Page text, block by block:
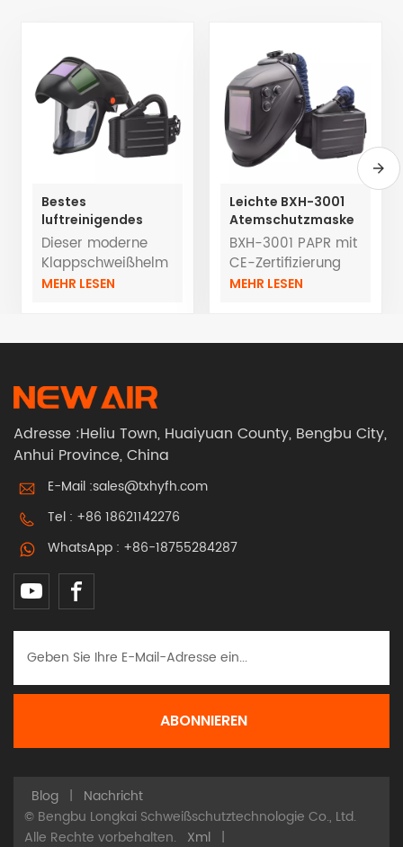
Bestes
luftreinigendes
Atemschutzgerät
mit
hochklappbaren,
automatisch
Dieser moderne
Klappschweißhelm
verfügt über eine
für optimalen
Sicht beim
Schweißen.
PAPR-System, das
mit EN12941
TH3PRSL-
StandardsEs bietet
ein hohes Maß an
Atemschutz und
gewährleistet
Sicherheit und
Komfort in
MEHR LESEN
Leichte BXH-3001
Atemschutzmaske
TH3 mit
Druckluftreinigung
und individuellem
Logo und
BXH-3001 PAPR mit
CE-Zertifizierung
EN12941
Direktverkauf ab
MEHR LESEN
Adresse :Heliu Town, Huaiyuan County, Bengbu City,
Anhui Province, China
E-Mail :sales@txhyfh.com
Tel : +86 18621142276
WhatsApp : +86-18755284287
Blog |
Nachricht
© Bengbu Longkai Schweißschutztechnologie Co., Ltd.
Alle Rechte vorbehalten.
Xml |